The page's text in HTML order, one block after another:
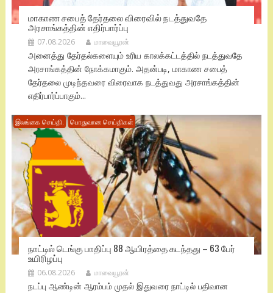
மாகாண சபைத் தேர்தலை விரைவில் நடத்துவதே
அரசாங்கத்தின் எதிர்பார்ப்பு
07.08.2026 மாவையூரன்
அனைத்து தேர்தல்களையும் உரிய காலக்கட்டத்தில் நடத்துவதே
அரசாங்கத்தின் நோக்கமாகும். அதன்படி, மாகாண சபைத்
தேர்தலை முடிந்தவரை விரைவாக நடத்துவது அரசாங்கத்தின்
எதிர்பார்ப்பாகும்...
இலங்கை செய்தி. பொதுவான செய்திகள்
நாட்டில் டெங்கு பாதிப்பு 88 ஆயிரத்தை கடந்தது – 63 பேர்
உயிரிழப்பு
06.08.2026 மாவையூரன்
நடப்பு ஆண்டின் ஆரம்பம் முதல் இதுவரை நாட்டில் பதிவான